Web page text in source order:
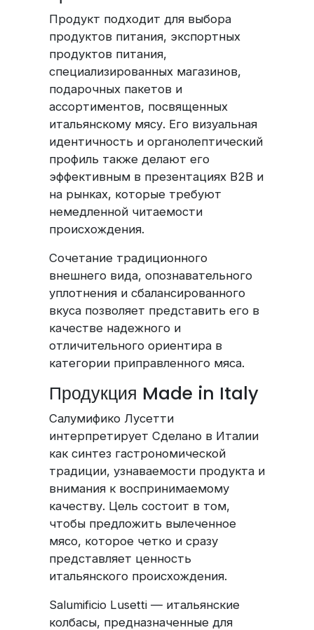
Продукт подходит для выбора
продуктов питания, экспортных
продуктов питания,
специализированных магазинов,
подарочных пакетов и
ассортиментов, посвященных
итальянскому мясу. Его визуальная
идентичность и органолептический
профиль также делают его
эффективным в презентациях B2B и
на рынках, которые требуют
немедленной читаемости
происхождения.
Сочетание традиционного
внешнего вида, опознавательного
уплотнения и сбалансированного
вкуса позволяет представить его в
качестве надежного и
отличительного ориентира в
категории приправленного мяса.
Продукция Made in Italy
Салумифико Лусетти
интерпретирует Сделано в Италии
как синтез гастрономической
традиции, узнаваемости продукта и
внимания к воспринимаемому
качеству. Цель состоит в том,
чтобы предложить вылеченное
мясо, которое четко и сразу
представляет ценность
итальянского происхождения.
Salumificio Lusetti — итальянские
колбасы, предназначенные для